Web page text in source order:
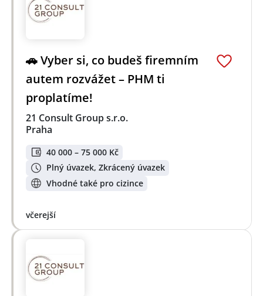
🚗 Vyber si, co budeš firemním
autem rozvážet – PHM ti
proplatíme!
21 Consult Group s.r.o.
Praha
40 000 – 75 000 Kč
Plný úvazek, Zkrácený úvazek
Vhodné také pro cizince
včerejší